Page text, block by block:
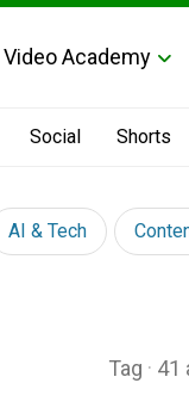
Video Academy
Social Shorts
AI & Tech
Tag · 41